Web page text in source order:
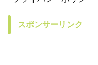
スポンサーリンク